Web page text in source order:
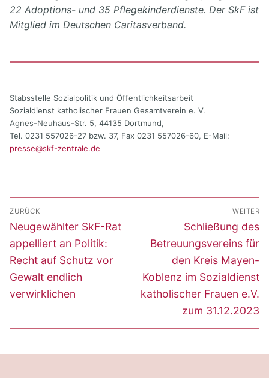
22 Adoptions- und 35 Pflegekinderdienste. Der SkF ist
Mitglied im Deutschen Caritasverband.
Stabsstelle Sozialpolitik und Öffentlichkeitsarbeit
Sozialdienst katholischer Frauen Gesamtverein e. V.
Agnes-Neuhaus-Str. 5, 44135 Dortmund,
Tel. 0231 557026-27 bzw. 37, Fax 0231 557026-60, E-Mail:
presse@skf-zentrale.de
Beitragsnavigation
ZURÜCK
Vorheriger
Beitrag:
Neugewählter SkF-Rat
appelliert an Politik:
Recht auf Schutz vor
Gewalt endlich
verwirklichen
WEITER
Nächster
Beitrag:
Schließung des
Betreuungsvereins für
den Kreis Mayen-
Koblenz im Sozialdienst
katholischer Frauen e.V.
zum 31.12.2023